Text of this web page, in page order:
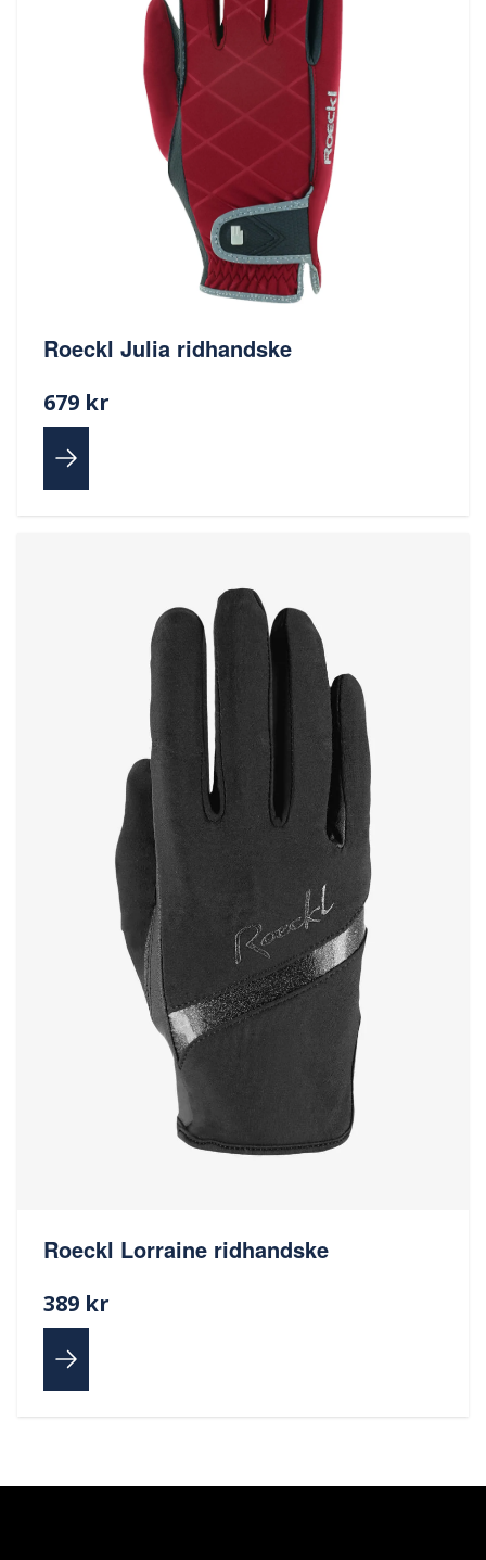
Roeckl Julia ridhandske
679 kr
Roeckl Lorraine ridhandske
389 kr